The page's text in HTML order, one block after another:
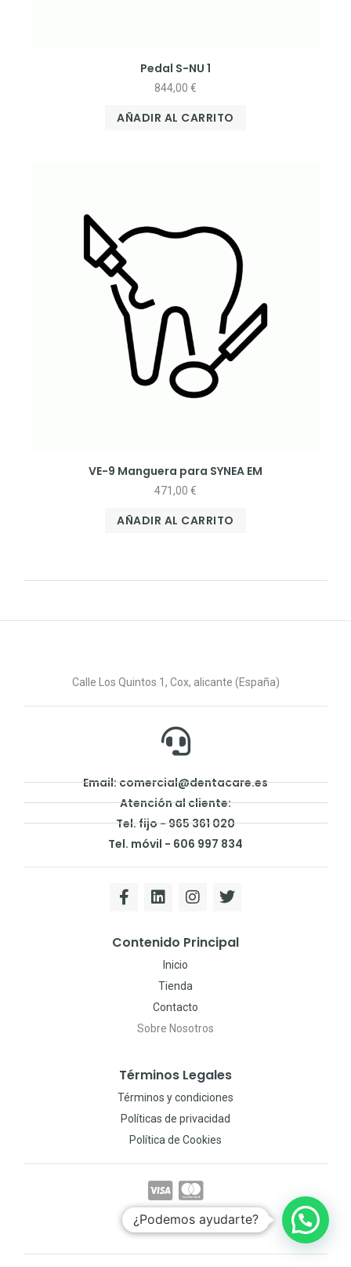
Pedal S-NU 1
844,00 €
AÑADIR AL CARRITO
VE-9 Manguera para SYNEA EM
471,00 €
AÑADIR AL CARRITO
Calle Los Quintos 1, Cox, alicante (España)
Email: comercial@dentacare.es
Atención al cliente:
Tel. fijo - 965 361 020
Tel. móvil - 606 997 834
Contenido Principal
Inicio
Tienda
Contacto
Sobre Nosotros
Términos Legales
Términos y condiciones
Políticas de privacidad
Política de Cookies
¿Podemos ayudarte?